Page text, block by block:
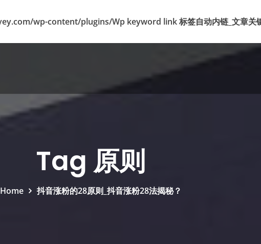
wp-content/plugins/Wp keyword link 标签自动内链_文章关
Tag 原则
Home 抖音涨粉的28原则_抖音涨粉28法揭秘？